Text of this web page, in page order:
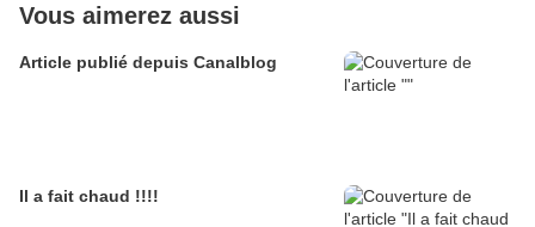
Vous aimerez aussi
Article publié depuis Canalblog
Il a fait chaud !!!!